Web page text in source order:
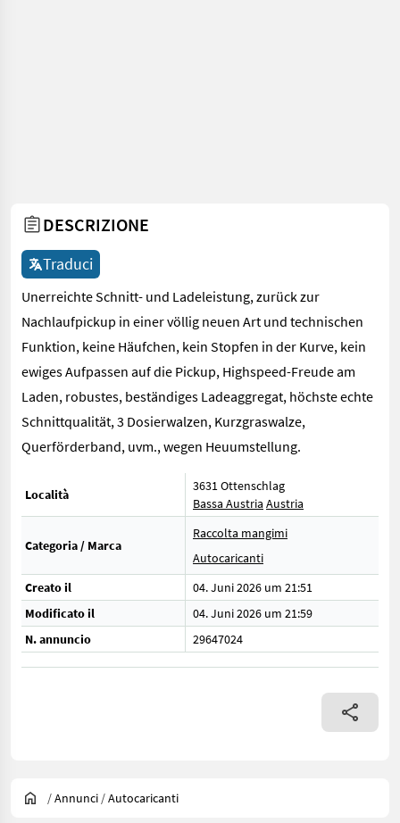
DESCRIZIONE
Traduci
Unerreichte Schnitt- und Ladeleistung, zurück zur
Nachlaufpickup in einer völlig neuen Art und technischen
Funktion, keine Häufchen, kein Stopfen in der Kurve, kein
ewiges Aufpassen auf die Pickup, Highspeed-Freude am
Laden, robustes, beständiges Ladeaggregat, höchste echte
Schnittqualität, 3 Dosierwalzen, Kurzgraswalze,
Querförderband, uvm., wegen Heuumstellung.
Località
3631 Ottenschlag
Bassa Austria Austria
Categoria / Marca
Raccolta mangimi
Autocaricanti
Creato il
04. Juni 2026 um 21:51
Modificato il
04. Juni 2026 um 21:59
N. annuncio
29647024
/Annunci /Autocaricanti